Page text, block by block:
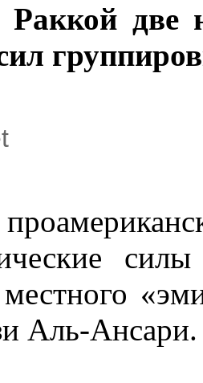
две
Аль-Ансари.